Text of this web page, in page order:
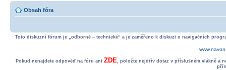
Obsah fóra
Toto diskuzní fórum je „odborně – technické“ a je zaměřeno k diskuzi o navigačních
Pokud nenajdete odpověď na fóru ani ZDE, položte nejdřív dotaz v příslušném vlákně a